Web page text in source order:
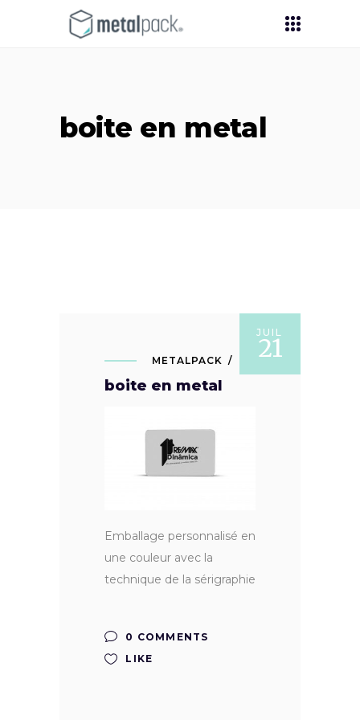
boite en metal
JUIL
21
METALPACK
boite en metal
Emballage personnalisé en
une couleur avec la
technique de la sérigraphie
0 COMMENTS
LIKE